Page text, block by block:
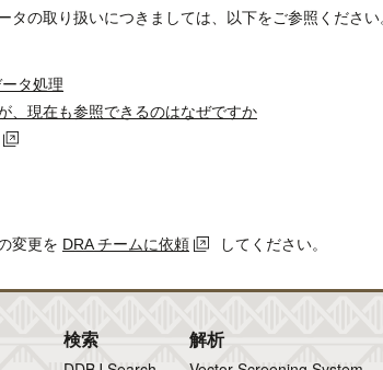
タの取り扱いにつきましては、以下をご参照ください
タ処理
、現在も参照できるのはなぜですか
変更を DRA チームに依頼 してください。
検索 解析